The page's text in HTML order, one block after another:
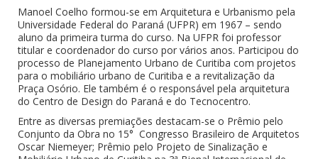
Manoel Coelho formou-se em Arquitetura e Urbanismo pela
Universidade Federal do Paraná (UFPR) em 1967 – sendo
aluno da primeira turma do curso. Na UFPR foi professor
titular e coordenador do curso por vários anos. Participou do
processo de Planejamento Urbano de Curitiba com projetos
para o mobiliário urbano de Curitiba e a revitalização da
Praça Osório. Ele também é o responsável pela arquitetura
do Centro de Design do Paraná e do Tecnocentro.
Entre as diversas premiações destacam-se o Prêmio pelo
Conjunto da Obra no 15° Congresso Brasileiro de Arquitetos
Oscar Niemeyer; Prêmio pelo Projeto de Sinalização e